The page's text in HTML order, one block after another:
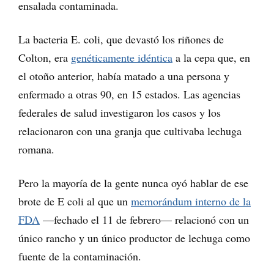
ensalada contaminada.
La bacteria E. coli, que devastó los riñones de
Colton, era genéticamente idéntica a la cepa que, en
el otoño anterior, había matado a una persona y
enfermado a otras 90, en 15 estados. Las agencias
federales de salud investigaron los casos y los
relacionaron con una granja que cultivaba lechuga
romana.
Pero la mayoría de la gente nunca oyó hablar de ese
brote de E coli al que un memorándum interno de la
FDA —fechado el 11 de febrero— relacionó con un
único rancho y un único productor de lechuga como
fuente de la contaminación.